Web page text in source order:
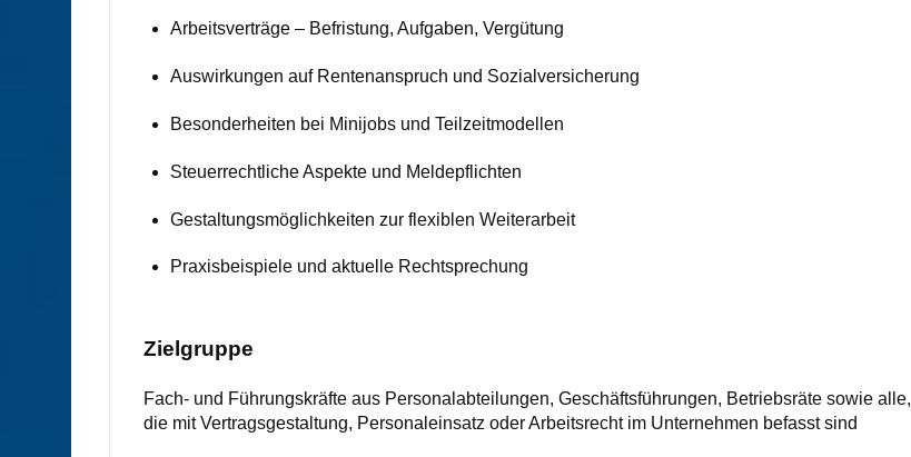
Arbeitsverträge – Befristung, Aufgaben, Vergütung
Auswirkungen auf Rentenanspruch und Sozialversicherung
Besonderheiten bei Minijobs und Teilzeitmodellen
Steuerrechtliche Aspekte und Meldepflichten
Gestaltungsmöglichkeiten zur flexiblen Weiterarbeit
Praxisbeispiele und aktuelle Rechtsprechung
Zielgruppe
Fach- und Führungskräfte aus Personalabteilungen, Geschäftsführungen, Betriebsräte sowie alle,
die mit Vertragsgestaltung, Personaleinsatz oder Arbeitsrecht im Unternehmen befasst sind